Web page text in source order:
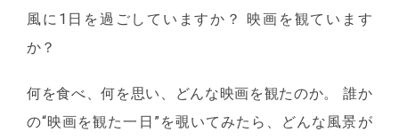
風に1日を過ごしていますか？ 映画を観ています
か？
何を食べ、何を思い、どんな映画を観たのか。 誰か
の“映画を観た一日”を覗いてみたら、どんな風景が